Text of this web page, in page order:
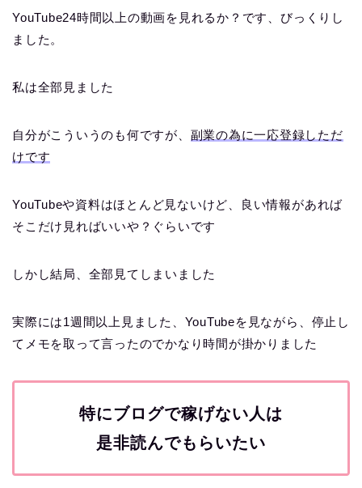
YouTube24時間以上の動画を見れるか？です、びっくりし
ました。
私は全部見ました
自分がこういうのも何ですが、 副業の為に一応登録しただ
けです
YouTubeや資料はほとんど見ないけど、良い情報があれば
そこだけ見ればいいや？ぐらいです
しかし結局、全部見てしまいました
実際には1週間以上見ました、YouTubeを見ながら、停止し
てメモを取って言ったのでかなり時間が掛かりました
特にブログで稼げない人は
是非読んでもらいたい